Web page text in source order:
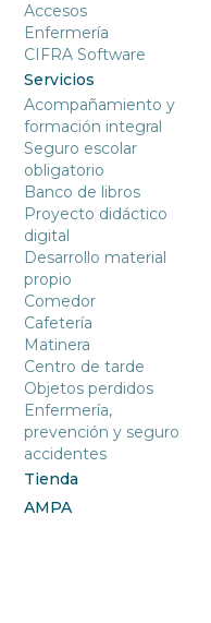
Accesos
Enfermería
CIFRA Software
Servicios
Acompañamiento y
formación integral
Seguro escolar
obligatorio
Banco de libros
Proyecto didáctico
digital
Desarrollo material
propio
Comedor
Cafetería
Matinera
Centro de tarde
Objetos perdidos
Enfermería,
prevención y seguro
accidentes
Tienda
AMPA